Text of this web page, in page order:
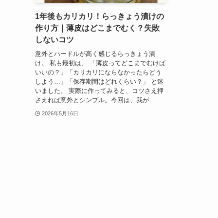
1年後もカリカリ！らっきょう漬けの
作り方｜薄皮はどこまでむく？失敗
しないコツ
意外とハードルが高く感じるらっきょう漬
け。 私も最初は、 「薄皮ってどこまでむけば
いいの？」「カリカリにならなかったらどう
しよう…」「保存期間はどれくらい？」 と迷
いました。 実際に作ってみると、コツさえ押
さえれば意外とシンプル。今回は、我が...
2026年5月16日